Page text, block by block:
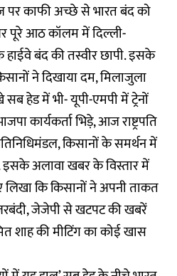
पर काफी अच्छे से भारत बंद को
पूरे आठ कॉलम में दिल्ली-
हाईवे बंद की तस्वीर छापी. इसके
ने दिखाया दम, मिलाजुला
हेड में भी- यूपी-एमपी में ट्रेनों
कार्यकर्ता भिड़े, आज राष्ट्रपति
किसानों के समर्थन में
अलावा खबर के विस्तार में
कि किसानों ने अपनी ताकत
जेजेपी से खटपट की खबरें
शाह की मीटिंग का कोई खास